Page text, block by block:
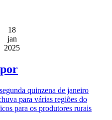
18
jan
2025
quinzena de janeiro
para várias regiões do
para os produtores rurais